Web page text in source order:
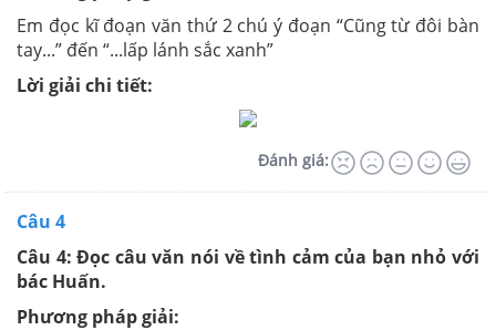
Em đọc kĩ đoạn văn thứ 2 chú ý đoạn “Cũng từ đôi bàn
tay...” đến “...lấp lánh sắc xanh”
Lời giải chi tiết:
Đánh giá:
Câu 4
Câu 4: Đọc câu văn nói về tình cảm của bạn nhỏ với
bác Huấn.
Phương pháp giải: